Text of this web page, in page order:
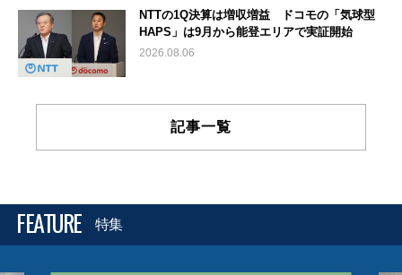
NTTの1Q決算は増収増益 ドコモの「気球型
HAPS」は9月から能登エリアで実証開始
2026.08.06
記事一覧
FEATURE 特集